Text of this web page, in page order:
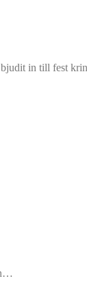
bjudit in till fest